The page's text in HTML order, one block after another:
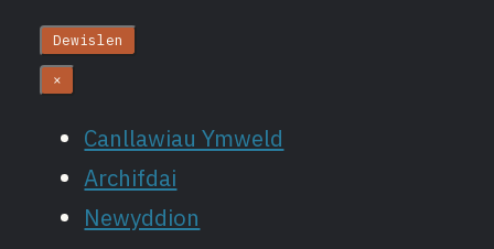
Dewislen
×
Canllawiau Ymweld
Archifdai
Newyddion